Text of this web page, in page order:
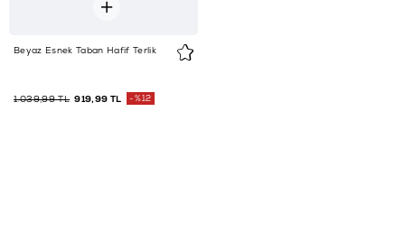
Beyaz Esnek Taban Hafif Terlik
919,99 TL
1.039,99 TL %12